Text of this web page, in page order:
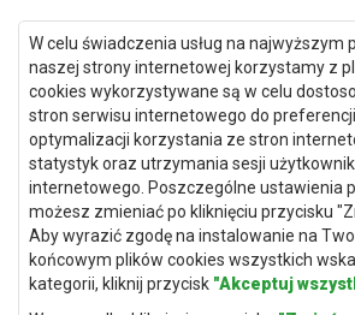
W celu świadczenia usług na najwyższym
naszej strony internetowej korzystamy z
cookies wykorzystywane są w celu
stron serwisu internetowego do
optymalizacji korzystania ze stron
statystyk oraz utrzymania sesji
internetowego. Poszczególne ustawienia
możesz zmieniać po kliknięciu przycisku
Aby wyrazić zgodę na instalowanie na
końcowym plików cookies wszystkich
kategorii, kliknij przycisk "Akceptuj
dostarczone lub wytworzone przez
korzystania z treści cyfrowych lub usługi
przez Sprzedawcę. W przypadku
Sprzedawca może uniemożliwić
korzystanie z treści cyfrowych lub usługi
szczególności przez uniemożliwienie
treści cyfrowych lub usługi cyfrowej lub
użytkownika, co nie ma wpływu na
których mowa w zdaniu poprzednim.
odzyskać treści cyfrowe od Sprzedawcy
przeszkód ze strony Sprzedawcy, w